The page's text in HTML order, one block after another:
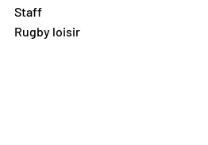
Staff
Rugby loisir